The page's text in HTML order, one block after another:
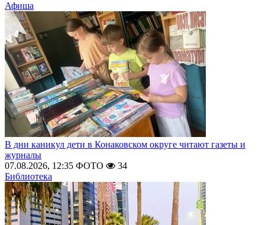
Афиша
В дни каникул дети в Конаковском округе читают газеты и
журналы
07.08.2026, 12:35 ФОТО
34
Библиотека